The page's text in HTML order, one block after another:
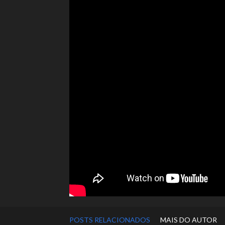
POSTS RELACIONADOS MAIS DO AUTOR